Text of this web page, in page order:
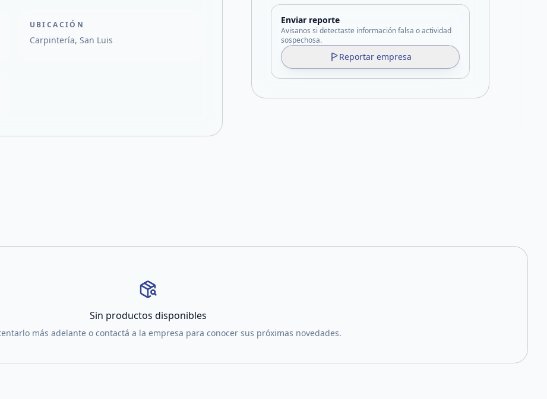
UBICACIÓN
Carpintería, San Luis
Enviar reporte
Avisanos si detectaste información falsa o actividad
sospechosa.
Reportar empresa
Sin productos disponibles
más adelante o contactá a la empresa para conocer sus próximas novedades.